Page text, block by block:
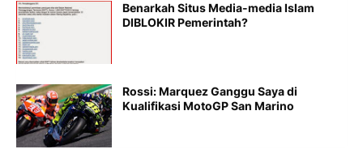
Benarkah Situs Media-media Islam
DIBLOKIR Pemerintah?
Rossi: Marquez Ganggu Saya di
Kualifikasi MotoGP San Marino